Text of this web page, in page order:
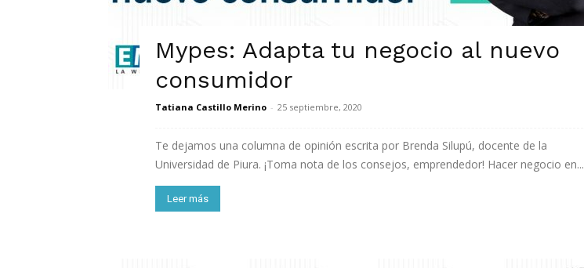
Mypes: Adapta tu negocio al nuevo
consumidor
Tatiana Castillo Merino - 25 septiembre, 2020
Te dejamos una columna de opinión escrita por Brenda Silupú, docente de la
Universidad de Piura. ¡Toma nota de los consejos, emprendedor! Hacer negocio en...
Leer más